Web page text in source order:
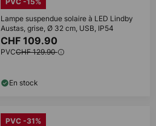
Lampe suspendue solaire à LED Lindby
Austas, grise, Ø 32 cm, USB, IP54
CHF 109.90
PVCCHF 129.90
En stock
PVC -31%